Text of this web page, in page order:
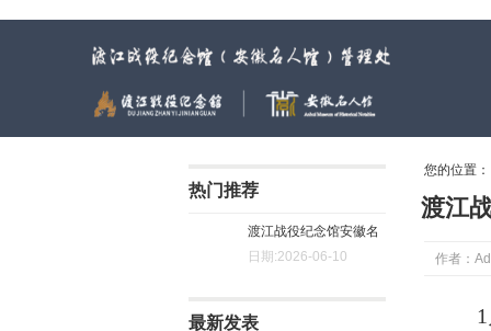
热门推荐
渡江战役纪念馆安徽名
人馆....
日期:2026-06-10
最新发表
您的位置：
渡江
作者：